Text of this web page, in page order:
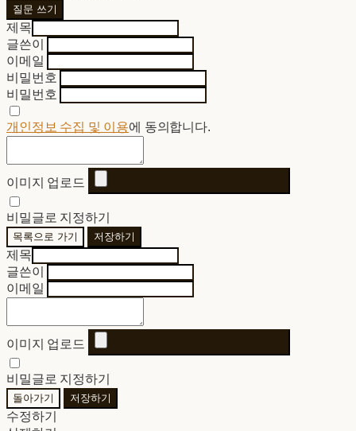
질문 쓰기
제목
글쓴이
이메일
비밀번호
비밀번호
개인정보 수집 및 이용에 동의합니다.
이미지 업로드
비밀글로 지정하기
목록으로 가기 저장하기
제목
글쓴이
이메일
이미지 업로드
비밀글로 지정하기
돌아가기 저장하기
수정하기